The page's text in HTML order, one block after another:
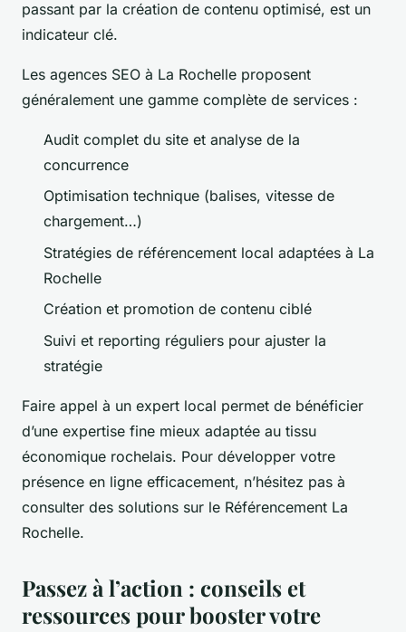
passant par la création de contenu optimisé, est un
indicateur clé.
Les agences SEO à La Rochelle proposent
généralement une gamme complète de services :
Audit complet du site et analyse de la
concurrence
Optimisation technique (balises, vitesse de
chargement…)
Stratégies de référencement local adaptées à La
Rochelle
Création et promotion de contenu ciblé
Suivi et reporting réguliers pour ajuster la
stratégie
Faire appel à un expert local permet de bénéficier
d’une expertise fine mieux adaptée au tissu
économique rochelais. Pour développer votre
présence en ligne efficacement, n’hésitez pas à
consulter des solutions sur le Référencement La
Rochelle.
Passez à l’action : conseils et
ressources pour booster votre